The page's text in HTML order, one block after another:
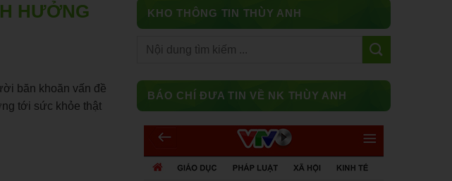
HƯỞNG
băn khoăn vấn đề
tới sức khỏe thật
KHO THÔNG TIN THÙY ANH
BÁO CHÍ ĐƯA TIN VỀ NK THÙY ANH